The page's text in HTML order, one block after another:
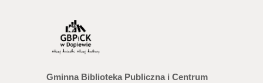
Gminna Biblioteka Publiczna i Centrum